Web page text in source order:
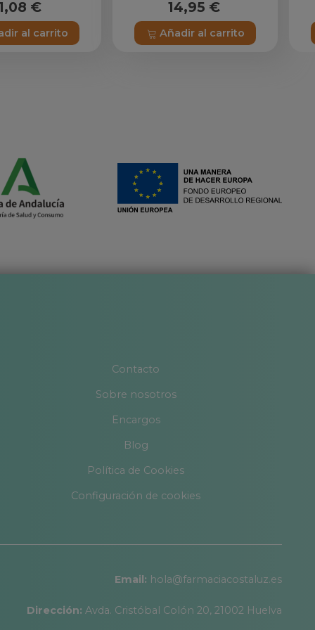
€
al carrito
14,95 €
Añadir al carrito
Contacto
Sobre nosotros
Encargos
Blog
Política de Cookies
Configuración de cookies
Email: hola@farmaciacostaluz.es
Dirección: Avda. Cristóbal Colón 20, 21002 Huelva